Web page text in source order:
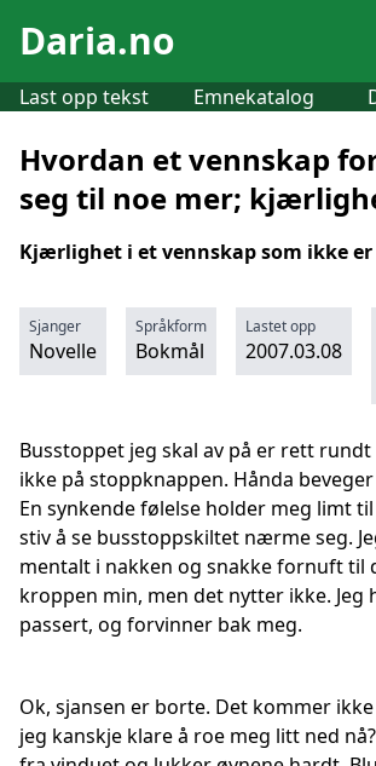
Daria.no
Last opp tekst Emnekatalog
Hvordan et vennskap
seg til noe mer;
Kjærlighet i et vennskap som ikke
Sjanger
Novelle
Språkform
Bokmål
Lastet opp
2007.03.08
Busstoppet jeg skal av på er rett
ikke på stoppknappen. Hånda
En synkende følelse holder meg limt
stiv å se busstoppskiltet nærme seg.
mentalt i nakken og snakke fornuft til
kroppen min, men det nytter ikke.
passert, og forvinner bak meg.
Ok, sjansen er borte. Det kommer
jeg kanskje klare å roe meg litt ned